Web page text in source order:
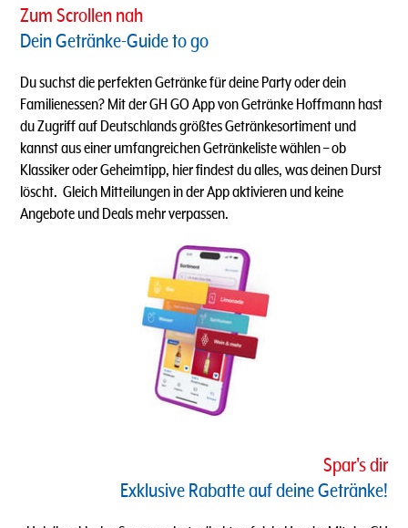
Zum Scrollen nah
Dein Getränke-Guide to go
Du suchst die perfekten Getränke für deine Party oder dein
Familienessen? Mit der GH GO App von Getränke Hoffmann hast
du Zugriff auf Deutschlands größtes Getränkesortiment und
kannst aus einer umfangreichen Getränkeliste wählen – ob
Klassiker oder Geheimtipp, hier findest du alles, was deinen Durst
löscht. ​ Gleich Mitteilungen in der App aktivieren und keine
Angebote und Deals mehr verpassen.
Spar's dir
Exklusive Rabatte auf deine Getränke!